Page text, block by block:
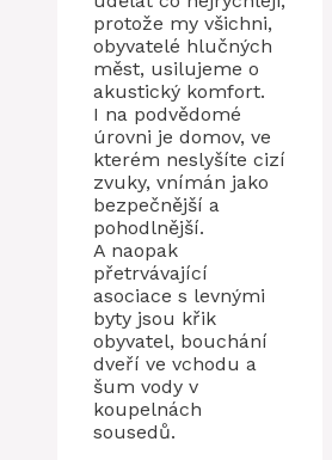
protože my všichni,
obyvatelé hlučných
měst, usilujeme o
akustický komfort.
I na podvědomé
úrovni je domov, ve
kterém neslyšíte cizí
zvuky, vnímán jako
bezpečnější a
pohodlnější.
A naopak
přetrvávající
asociace s levnými
byty jsou křik
obyvatel, bouchání
dveří ve vchodu a
šum vody v
koupelnách
sousedů.